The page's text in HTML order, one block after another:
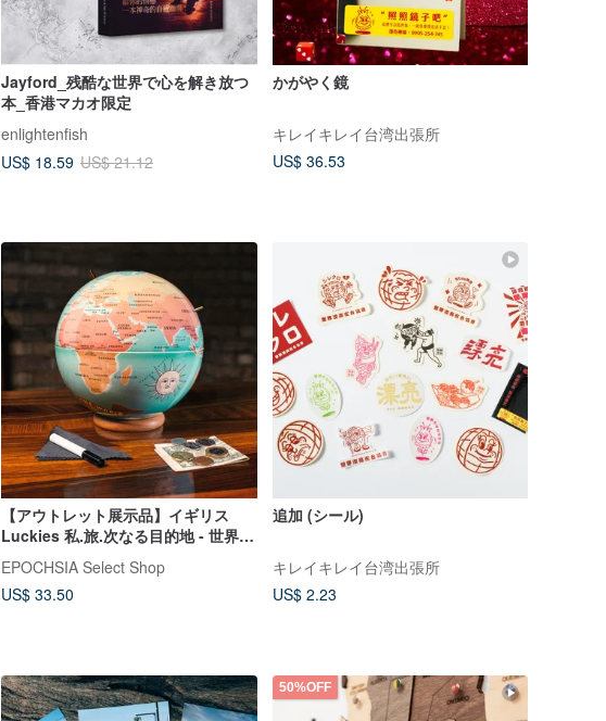
Jayford_残酷な世界で心を解き放つ
本_香港マカオ限定
enlightenfish
US$ 18.59 US$ 21.12
かがやく鏡
キレイキレイ台湾出張所
US$ 36.53
【アウトレット展示品】イギリス
Luckies 私.旅.次なる目的地 - 世界を
EPOCHSIA Select Shop
US$ 33.50
追加 (シール)
キレイキレイ台湾出張所
US$ 2.23
50%OFF